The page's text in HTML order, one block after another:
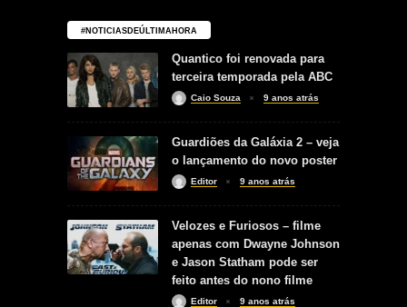
#NOTICIASDEÚLTIMAHORA
Quantico foi renovada para
terceira temporada pela ABC
Caio Souza 9 anos atrás
Guardiões da Galáxia 2 – veja
o lançamento do novo poster
Editor 9 anos atrás
Velozes e Furiosos – filme
apenas com Dwayne Johnson
e Jason Statham pode ser
feito antes do nono filme
Editor 9 anos atrás